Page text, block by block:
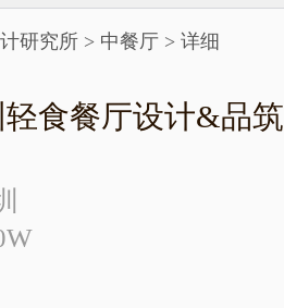
研究所 > 中餐厅 > 详细
食餐厅设计&品